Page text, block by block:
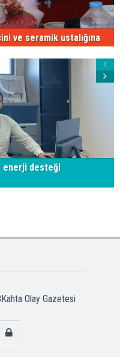
ve seramik ustalığına
enerji desteği
Kahta Olay Gazetesi